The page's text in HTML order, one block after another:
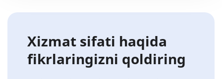
Xizmat sifati haqida
fikrlaringizni qoldiring